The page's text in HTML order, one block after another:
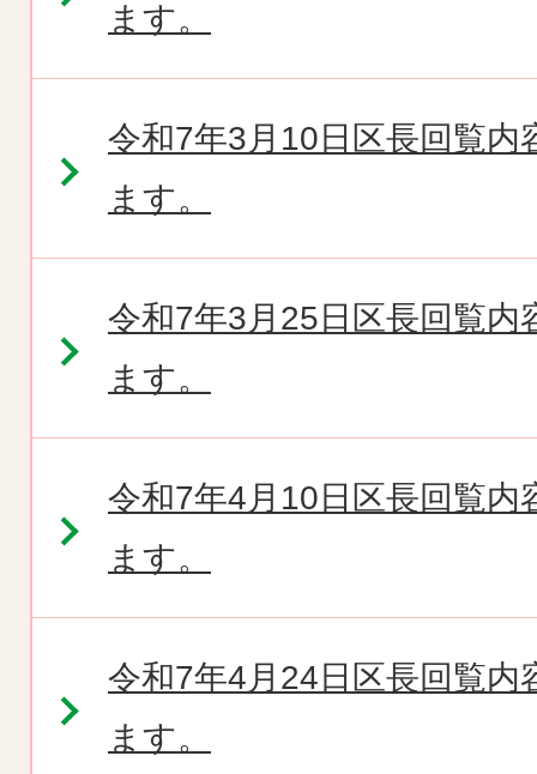
ます。
令和7年3月10日区長回覧
ます。
令和7年3月25日区長回覧
ます。
令和7年4月10日区長回覧
ます。
令和7年4月24日区長回覧
ます。